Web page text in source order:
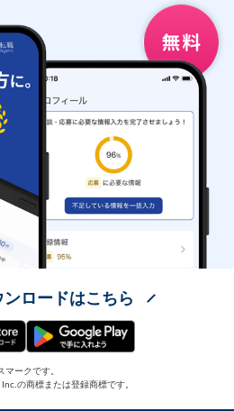
ロードはこちら
ークです。
の商標または登録商標です。